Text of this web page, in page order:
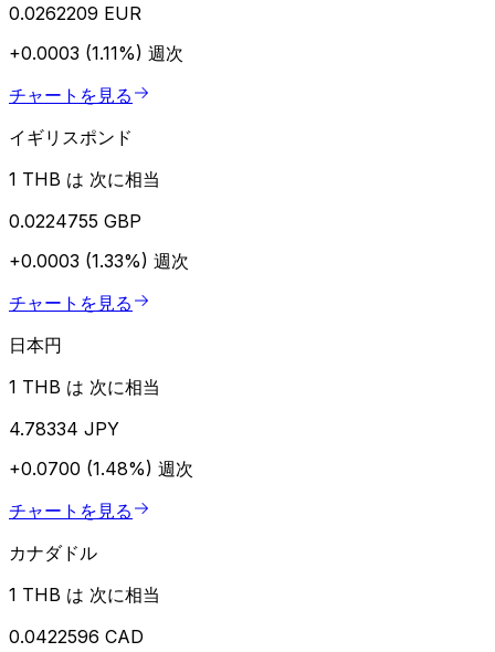
0.0262209 EUR
+0.0003 (1.11%) 週次
チャートを見る
イギリスポンド
1 THB は 次に相当
0.0224755 GBP
+0.0003 (1.33%) 週次
チャートを見る
日本円
1 THB は 次に相当
4.78334 JPY
+0.0700 (1.48%) 週次
チャートを見る
カナダドル
1 THB は 次に相当
0.0422596 CAD